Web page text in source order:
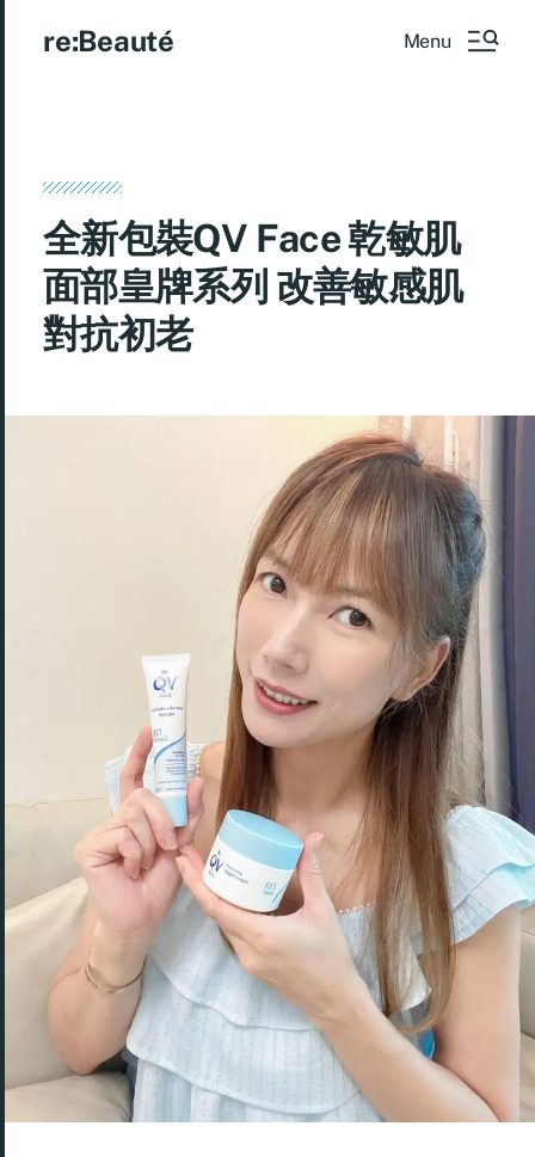
re:Beauté Menu
全新包裝QV Face 乾敏肌
面部皇牌系列 改善敏感肌
對抗初老